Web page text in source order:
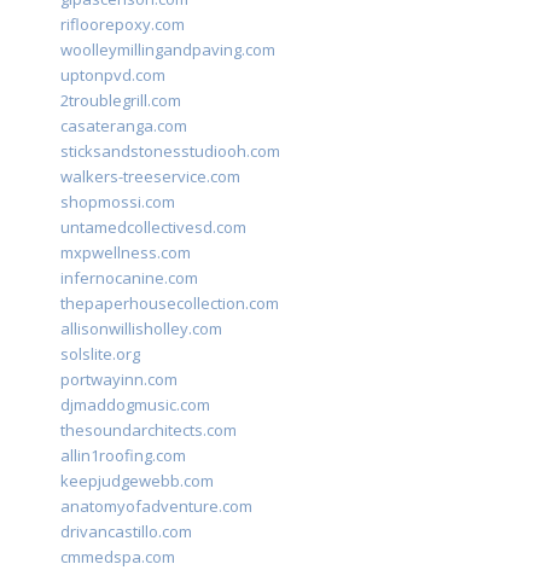
rifloorepoxy.com
woolleymillingandpaving.com
uptonpvd.com
2troublegrill.com
casateranga.com
sticksandstonesstudiooh.com
walkers-treeservice.com
shopmossi.com
untamedcollectivesd.com
mxpwellness.com
infernocanine.com
thepaperhousecollection.com
allisonwillisholley.com
solslite.org
portwayinn.com
djmaddogmusic.com
thesoundarchitects.com
allin1roofing.com
keepjudgewebb.com
anatomyofadventure.com
drivancastillo.com
cmmedspa.com